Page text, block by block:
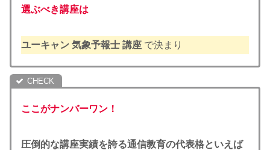
選ぶべき講座は
ユーキャン 気象予報士 講座 で決まり
ここがナンバーワン！
圧倒的な講座実績を誇る通信教育の代表格といえば